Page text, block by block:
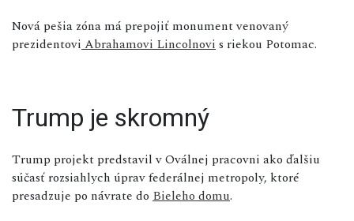
Nová pešia zóna má prepojiť monument venovaný
prezidentovi Abrahamovi Lincolnovi s riekou Potomac.
Trump je skromný
Trump projekt predstavil v Oválnej pracovni ako ďalšiu
súčasť rozsiahlych úprav federálnej metropoly, ktoré
presadzuje po návrate do Bieleho domu.